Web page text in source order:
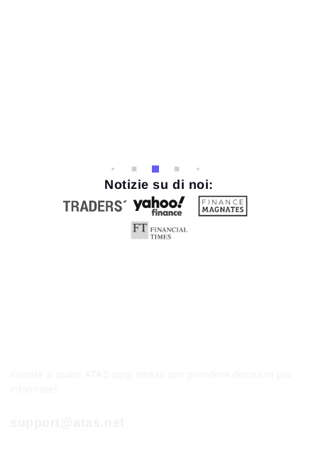
Notizie su di noi: